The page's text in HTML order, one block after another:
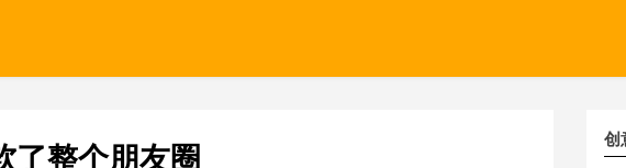
了整个朋友圈
创